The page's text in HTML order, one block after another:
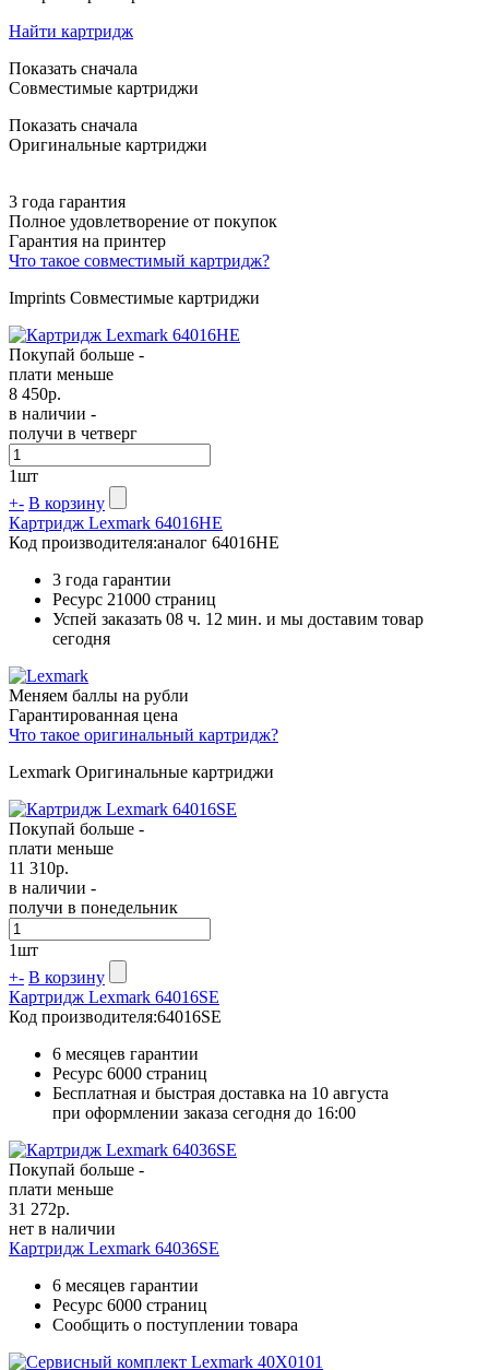
Найти картридж
Показать сначала
Совместимые картриджи
Показать сначала
Оригинальные картриджи
3 года гарантия
Полное удовлетворение от покупок
Гарантия на принтер
Что такое совместимый картридж?
Imprints Совместимые картриджи
Покупай больше -
плати меньше
8 450р.
в наличии -
получи в четверг
1шт
+- В корзину
Картридж Lexmark 64016HE
Код производителя:аналог 64016HE
3 года гарантии
Ресурс 21000 страниц
Успей заказать 08 ч. 12 мин. и мы доставим товар
сегодня
Меняем баллы на рубли
Гарантированная цена
Что такое оригинальный картридж?
Lexmark Оригинальные картриджи
Покупай больше -
плати меньше
11 310р.
в наличии -
получи в понедельник
1шт
+- В корзину
Картридж Lexmark 64016SE
Код производителя:64016SE
6 месяцев гарантии
Ресурс 6000 страниц
Бесплатная и быстрая доставка на 10 августа
при оформлении заказа сегодня до 16:00
Покупай больше -
плати меньше
31 272р.
нет в наличии
Картридж Lexmark 64036SE
6 месяцев гарантии
Ресурс 6000 страниц
Сообщить о поступлении товара